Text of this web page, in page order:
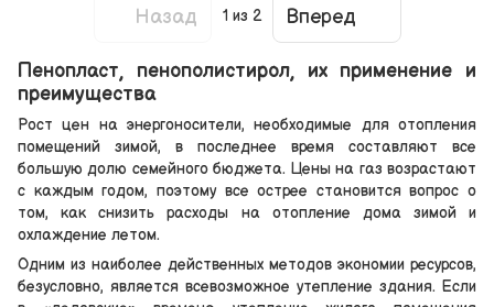
Назад 1 из 2 Вперед
Пенопласт, пенополистирол, их применение и
преимущества
Рост цен на энергоносители, необходимые для отопления
помещений зимой, в последнее время составляют все
большую долю семейного бюджета. Цены на газ возрастают
с каждым годом, поэтому все острее становится вопрос о
том, как снизить расходы на отопление дома зимой и
охлаждение летом.
Одним из наиболее действенных методов экономии ресурсов,
безусловно, является всевозможное утепление здания. Если